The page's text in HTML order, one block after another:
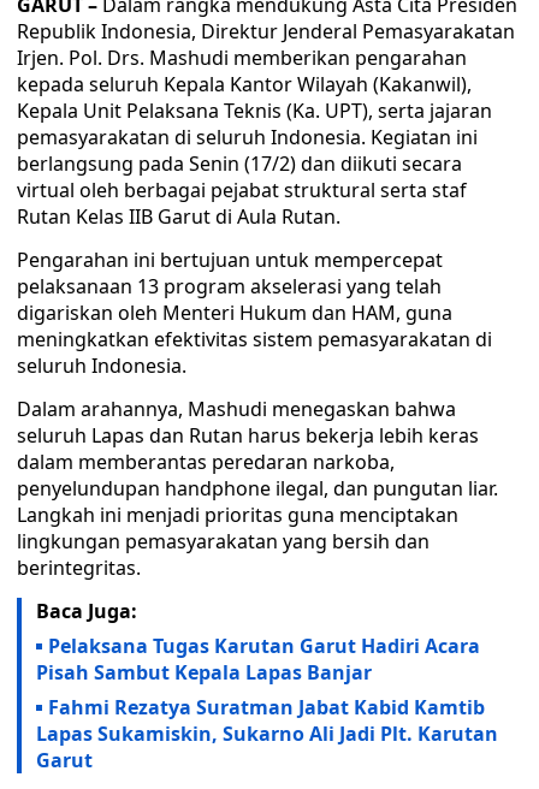
Republik Indonesia, Direktur Jenderal Pemasyarakatan
Irjen. Pol. Drs. Mashudi memberikan pengarahan
kepada seluruh Kepala Kantor Wilayah (Kakanwil),
Kepala Unit Pelaksana Teknis (Ka. UPT), serta jajaran
pemasyarakatan di seluruh Indonesia. Kegiatan ini
berlangsung pada Senin (17/2) dan diikuti secara
virtual oleh berbagai pejabat struktural serta staf
Rutan Kelas IIB Garut di Aula Rutan.
Pengarahan ini bertujuan untuk mempercepat
pelaksanaan 13 program akselerasi yang telah
digariskan oleh Menteri Hukum dan HAM, guna
meningkatkan efektivitas sistem pemasyarakatan di
seluruh Indonesia.
Dalam arahannya, Mashudi menegaskan bahwa
seluruh Lapas dan Rutan harus bekerja lebih keras
dalam memberantas peredaran narkoba,
penyelundupan handphone ilegal, dan pungutan liar.
Langkah ini menjadi prioritas guna menciptakan
lingkungan pemasyarakatan yang bersih dan
berintegritas.
Baca Juga:
Pelaksana Tugas Karutan Garut Hadiri Acara
Pisah Sambut Kepala Lapas Banjar
Fahmi Rezatya Suratman Jabat Kabid Kamtib
Lapas Sukamiskin, Sukarno Ali Jadi Plt. Karutan
Garut